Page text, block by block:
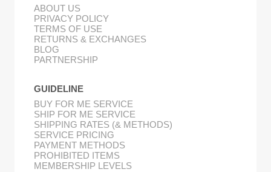
ABOUT US
PRIVACY POLICY
TERMS OF USE
RETURNS & EXCHANGES
BLOG
PARTNERSHIP
GUIDELINE
BUY FOR ME SERVICE
SHIP FOR ME SERVICE
SHIPPING RATES (& METHODS)
SERVICE PRICING
PAYMENT METHODS
PROHIBITED ITEMS
MEMBERSHIP LEVELS